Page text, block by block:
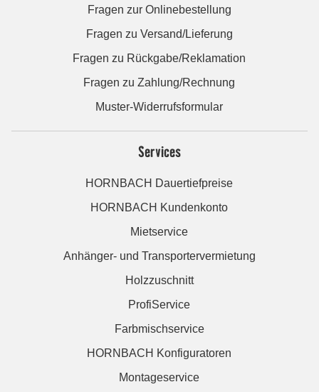
Fragen zur Onlinebestellung
Fragen zu Versand/Lieferung
Fragen zu Rückgabe/Reklamation
Fragen zu Zahlung/Rechnung
Muster-Widerrufsformular
Services
HORNBACH Dauertiefpreise
HORNBACH Kundenkonto
Mietservice
Anhänger- und Transportervermietung
Holzzuschnitt
ProfiService
Farbmischservice
HORNBACH Konfiguratoren
Montageservice